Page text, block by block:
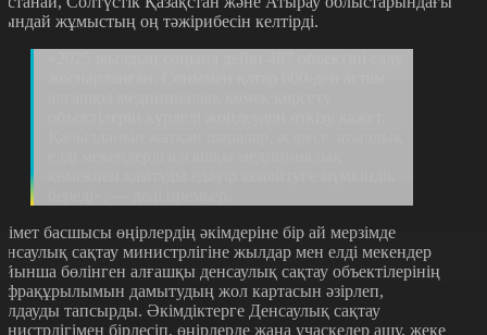
жұмыстың оң тәжірибесін келтірді.
басшысы өңірлердің әкімдеріне бір ай мерзімде
сақтау министрлігіне жылдар мен елді мекендер
бөлінген алғашқы денсаулық сақтау объектілерінің
дамытудың жол картасын әзірлеп,
тапсырды. Әкімдіктерге Денсаулық сақтау
бірлесіп, өңірлерде жаңа учаскелер ашу, жеке